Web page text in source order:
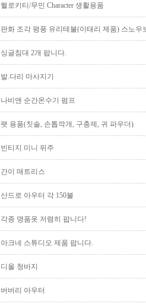
헬로키티/무민 Character 생활용품
판화 조각 평풍 유리테불(이태리 제품) 스노우
싱글침대 2개 팝니다.
발.다리 마사지기
나비앤 순간온수기 펌프
팻 용품(칫솔, 손톱깍개, 구충제, 귀 파우더)
빈티지 미니 뒤주
간이 매트리스
산드로 아우터 각 150불
각종 명품옷 저렴히 팝니다!
아크네 스튜디오 제품 팝니다.
디올 청바지
버버리 아우터